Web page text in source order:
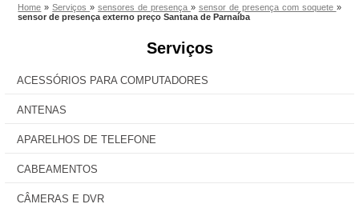
Home »Serviços»sensores de presença » sensor de presença com soquete »
sensor de presença externo preço Santana de Parnaíba
Serviços
ACESSÓRIOS PARA COMPUTADORES
ANTENAS
APARELHOS DE TELEFONE
CABEAMENTOS
CÂMERAS E DVR